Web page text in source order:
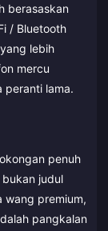
berasaskan
/ Bluetooth
lebih
mercu
peranti lama.
penuh
judul
wang premium,
pangkalan